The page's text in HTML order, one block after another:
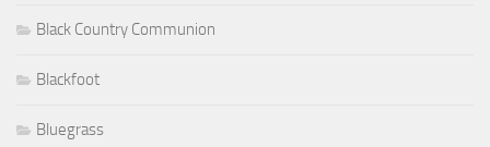
Black Country Communion
Blackfoot
Bluegrass